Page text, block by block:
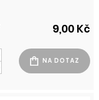
9,00 Kč